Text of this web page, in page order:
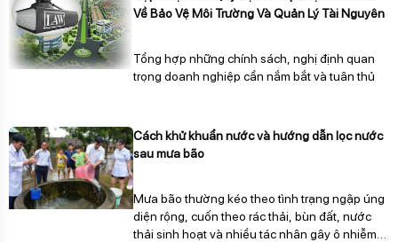
hôi, gây ô nhiễm nghiêm trọng đất, nước, và
lượng nông nghiệp, và đảm bảo phát triển bền
vững trong dài hạn.
Về Bảo Vệ Môi Trường Và Quản Lý Tài Nguyên
Tổng hợp những chính sách, nghị định quan
trọng doanh nghiệp cần nắm bắt và tuân thủ
Cách khử khuẩn nước và hướng dẫn lọc nước
sau mưa bão
Mưa bão thường kéo theo tình trạng ngập úng
diện rộng, cuốn theo rác thải, bùn đất, nước
thải sinh hoạt và nhiều tác nhân gây ô nhiễm